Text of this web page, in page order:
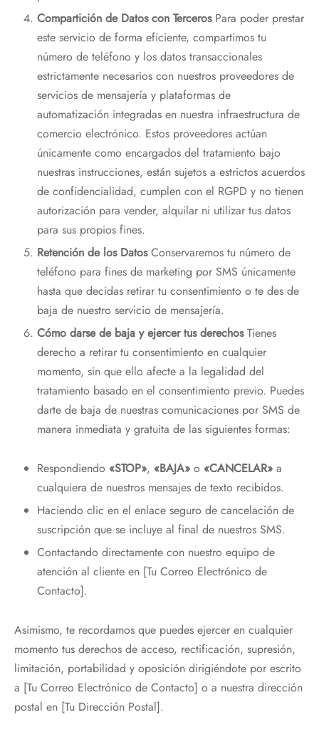
Compartición de Datos con TercerosPara poder prestar
este servicio de forma eficiente, compartimos tu
número de teléfono y los datos transaccionales
estrictamente necesarios con nuestros proveedores de
servicios de mensajería y plataformas de
automatización integradas en nuestra infraestructura de
comercio electrónico. Estos proveedores actúan
únicamente como encargados del tratamiento bajo
nuestras instrucciones, están sujetos a estrictos acuerdos
de confidencialidad, cumplen con el RGPD y no tienen
autorización para vender, alquilar ni utilizar tus datos
para sus propios fines.
Retención de los DatosConservaremos tu número de
teléfono para fines de marketing por SMS únicamente
hasta que decidas retirar tu consentimiento o te des de
baja de nuestro servicio de mensajería.
Cómo darse de baja y ejercer tus derechosTienes
derecho a retirar tu consentimiento en cualquier
momento, sin que ello afecte a la legalidad del
tratamiento basado en el consentimiento previo. Puedes
darte de baja de nuestras comunicaciones por SMS de
manera inmediata y gratuita de las siguientes formas:
Respondiendo «STOP», «BAJA»o «CANCELAR»a
cualquiera de nuestros mensajes de texto recibidos.
Haciendo clic en el enlace seguro de cancelación de
suscripción que se incluye al final de nuestros SMS.
Contactando directamente con nuestro equipo de
atención al cliente en [Tu Correo Electrónico de
Contacto].
Asimismo, te recordamos que puedes ejercer en cualquier
momento tus derechos de acceso, rectificación, supresión,
limitación, portabilidad y oposición dirigiéndote por escrito
a [Tu Correo Electrónico de Contacto] o a nuestra dirección
postal en [Tu Dirección Postal].